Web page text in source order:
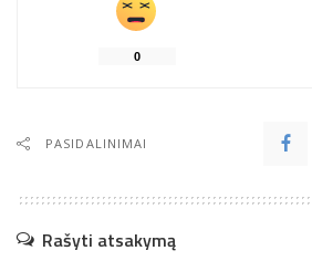
0
PASIDALINIMAI
Rašyti atsakymą